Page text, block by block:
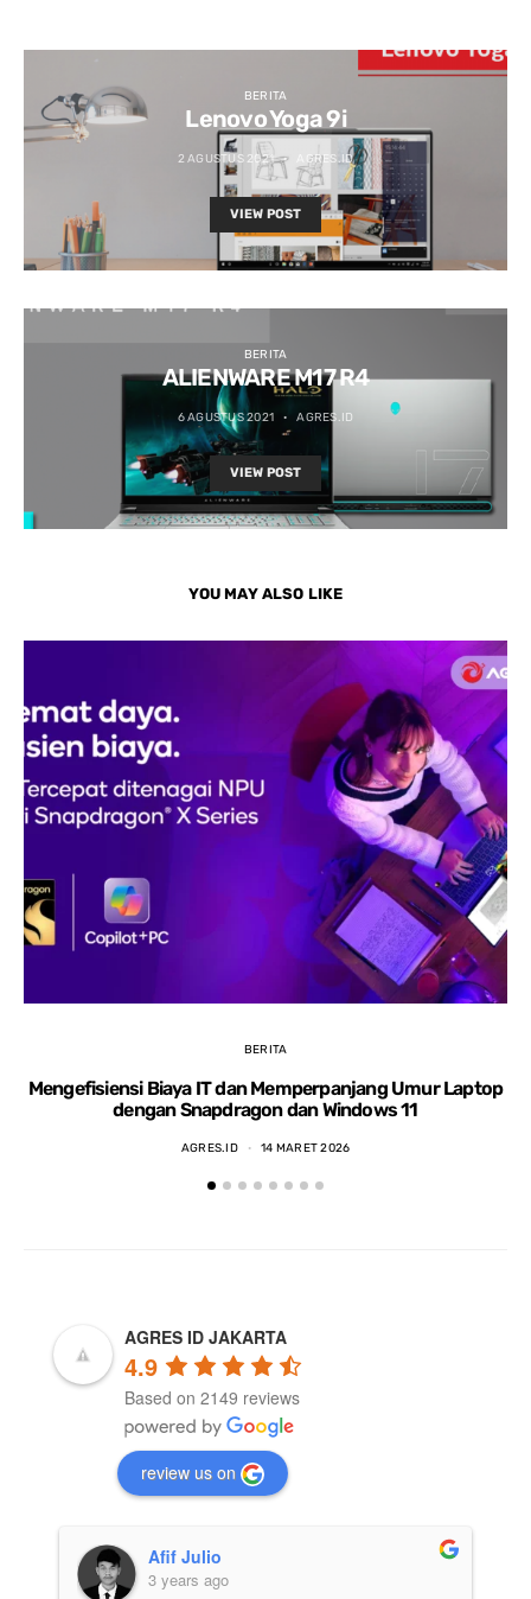
BERITA
Lenovo Yoga 9i
2 AGUSTUS 2021 AGRES.ID
VIEW POST
BERITA
ALIENWARE M17 R4
6 AGUSTUS 2021 AGRES.ID
VIEW POST
YOU MAY ALSO LIKE
BERITA
Mengefisiensi Biaya IT dan Memperpanjang Umur Laptop
dengan Snapdragon dan Windows 11
AGRES.ID 14 MARET 2026
AGRES ID JAKARTA
4.9
Based on 2149 reviews
review us on
Afif Julio
3 years ago